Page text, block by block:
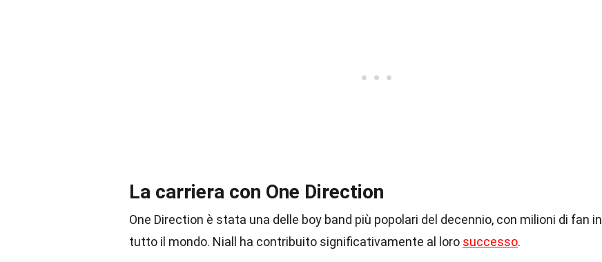
La carriera con One Direction
One Direction è stata una delle boy band più popolari del decennio, con milioni di fan in
tutto il mondo. Niall ha contribuito significativamente al loro successo.